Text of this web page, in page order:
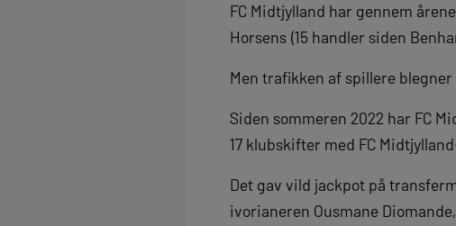
FC Midtjylland har gennem
Horsens (15 handler siden
Men trafikken af spillere
Siden sommeren 2022 har FC
17 klubskifter med FC
Det gav vild jackpot på
ivorianeren Ousmane